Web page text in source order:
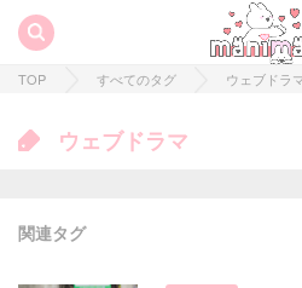
TOP すべてのタグ ウェブドラ
ウェブドラマ
関連タグ